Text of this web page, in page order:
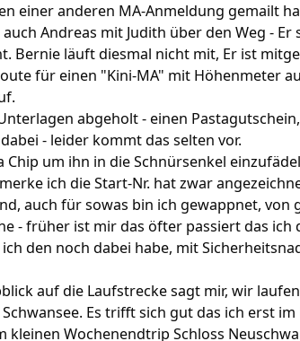
einer anderen MA-Anmeldung gemailt
Andreas mit Judith über den Weg -
Bernie läuft diesmal nicht mit, Er ist
für einen "Kini-MA" mit Höhenmeter
abgeholt - einen
- leider kommt das selten vor.
Chip um ihn in die Schnürsenkel
ich die Start-Nr. hat zwar
auch für sowas bin ich gewappnet, von
- früher ist mir das öfter passiert das
den noch dabei habe, mit
auf die Laufstrecke sagt mir, wir
Es trifft sich gut das ich erst
kleinen Wochenendtrip Schloss